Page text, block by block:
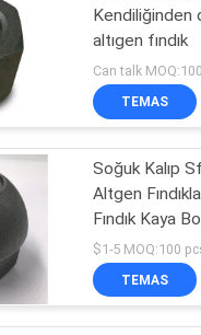
Kendiliğinden
altıgen fındık
Can talk
TEMAS
Soğuk Kalıp
Altgen
Fındık Kaya
25mm 32mm
$1-5 MOQ:100
TEMAS